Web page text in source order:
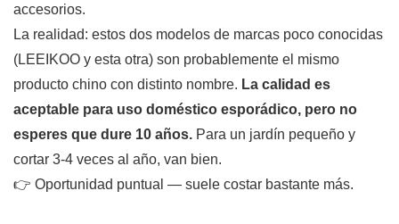
accesorios.
La realidad: estos dos modelos de marcas poco conocidas
(LEEIKOO y esta otra) son probablemente el mismo
producto chino con distinto nombre. La calidad es
aceptable para uso doméstico esporádico, pero no
esperes que dure 10 años. Para un jardín pequeño y
cortar 3-4 veces al año, van bien.
👉 Oportunidad puntual — suele costar bastante más.